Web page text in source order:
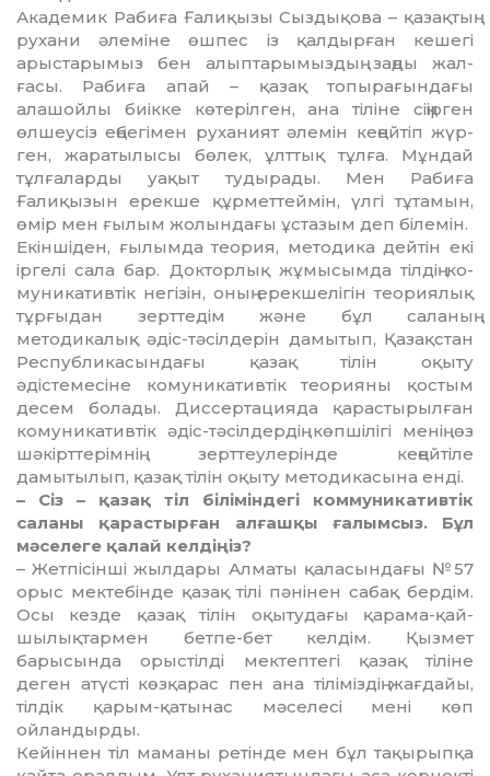
Академик Рабиға Ғалиқызы Сыз­дықова – қазақтың
рухани әлеміне өшпес із қалдырған кешегі
арыстары­мыз бен алыптарымыздың заңды жал­
ғасы. Рабиға апай – қазақ топы­ра­ғындағы
алашойлы биікке көте­ріл­ген, ана тіліне сіңірген
өлшеусіз ең­бе­гімен руханият әлемін кеңейтіп жүр­
ген, жаратылысы бөлек, ұлттық тұл­ға. Мұндай
тұлғаларды уақыт ту­ды­рады. Мен Рабиға
Ғалиқызын ерек­­ше құрметтеймін, үлгі тұтамын,
өмір мен ғылым жолындағы ұстазым деп білемін.
Екіншіден, ғылымда теория, ме­тодика дейтін екі
іргелі сала бар. Док­торлық жұмысымда тілдің ко­
муникативтік негізін, оның ерек­шелігін теориялық
тұрғыдан зерт­те­дім және бұл саланың
методикалық әдіс-тәсілдерін дамытып, Қазақстан
Рес­публикасындағы қазақ тілін оқы­ту
әдістемесіне комуникативтік тео­рияны қостым
десем болады. Дис­сер­тацияда қарастырылған
ко­му­ни­ка­тивтік әдіс-тәсілдердің көпшілігі ме­нің өз
шәкірттерімнің зерттеу­лерін­де кеңейтіле
дамытылып, қазақ тілін оқыту методикасына енді.
– Сіз – қазақ тіл біліміндегі ком­му­никативтік
саланы қарастырған ал­ғаш­қы ғалымсыз. Бұл
мәселеге қалай кел­діңіз?
– Жетпісінші жылдары Алматы қа­ласындағы №57
орыс мектебінде қа­зақ тілі пәнінен сабақ бердім.
Осы кез­де қазақ тілін оқытудағы қарама-қай­
шылықтармен бетпе-бет келдім. Қыз­мет
барысында орыстілді мек­теп­тегі қазақ тіліне
деген атүсті көз­қарас пен ана тіліміздің жағ­дайы,
тілдік қарым-қатынас мә­се­лесі мені көп
ойландырды.
Кейіннен тіл маманы ретінде мен бұл тақырыпқа